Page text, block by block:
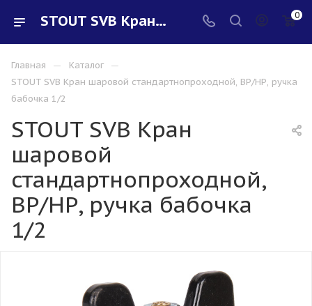
STOUT SVB Кран шаровой стандартнопроходной, ВР/НР, ручка бабочка 1/2 - купить в интернет-магазине Santeh-svar 0
Главная — Каталог —
STOUT SVB Кран шаровой стандартнопроходной, ВР/НР, ручка
бабочка 1/2
STOUT SVB Кран
шаровой
стандартнопроходной,
ВР/НР, ручка бабочка
1/2